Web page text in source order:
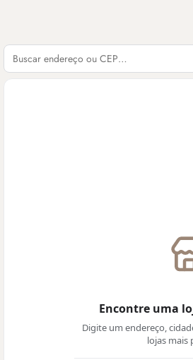
Encontre uma
Digite um endereço,
lojas mais